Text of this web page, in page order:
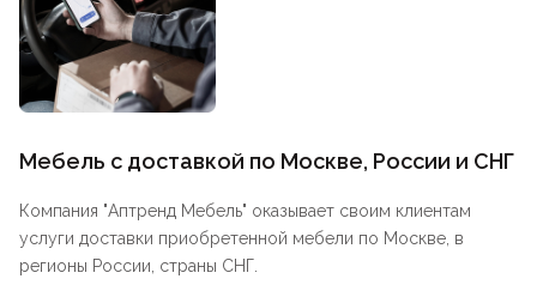
Мебель с доставкой по Москве, России и СНГ
Компания "Аптренд Мебель" оказывает своим клиентам
услуги доставки приобретенной мебели по Москве, в
регионы России, страны СНГ.